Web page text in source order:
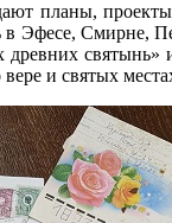
планы,
Эфесе,
и святых